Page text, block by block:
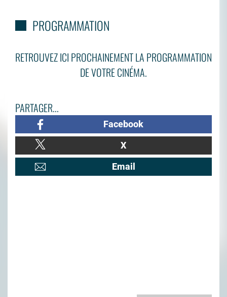
PROGRAMMATION
RETROUVEZ ICI PROCHAINEMENT LA PROGRAMMATION
DE VOTRE CINÉMA.
PARTAGER...
Facebook
X
Email